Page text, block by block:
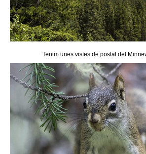
Tenim unes vistes de postal del